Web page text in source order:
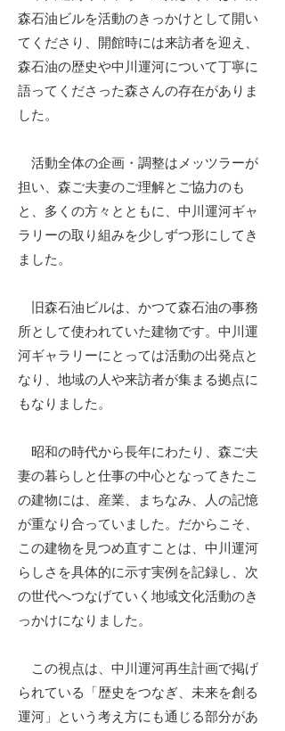
森石油ビルを活動のきっかけとして開い
てくださり、開館時には来訪者を迎え、
森石油の歴史や中川運河について丁寧に
語ってくださった森さんの存在がありま
した。
活動全体の企画・調整はメッツラーが
担い、森ご夫妻のご理解とご協力のも
と、多くの方々とともに、中川運河ギャ
ラリーの取り組みを少しずつ形にしてき
ました。
旧森石油ビルは、かつて森石油の事務
所として使われていた建物です。中川運
河ギャラリーにとっては活動の出発点と
なり、地域の人や来訪者が集まる拠点に
もなりました。
昭和の時代から長年にわたり、森ご夫
妻の暮らしと仕事の中心となってきたこ
の建物には、産業、まちなみ、人の記憶
が重なり合っていました。だからこそ、
この建物を見つめ直すことは、中川運河
らしさを具体的に示す実例を記録し、次
の世代へつなげていく地域文化活動のき
っかけになりました。
この視点は、中川運河再生計画で掲げ
られている「歴史をつなぎ、未来を創る
運河」という考え方にも通じる部分があ